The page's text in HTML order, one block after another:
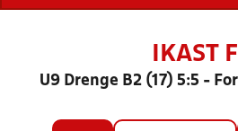
IKAST
U9 Drenge B2 (17) 5:5 -